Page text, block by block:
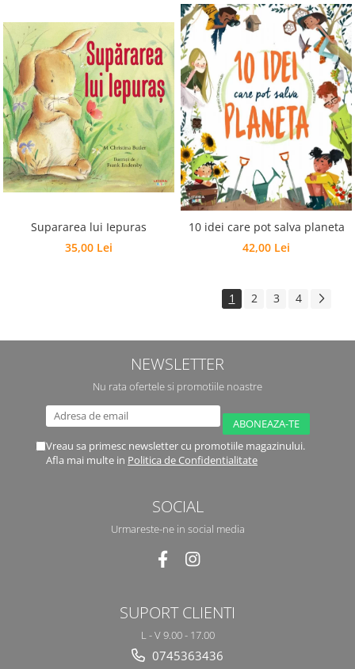
Supararea lui Iepuras
35,00 Lei
10 idei care pot salva planeta
42,00 Lei
1 2 3 4
NEWSLETTER
Nu rata ofertele si promotiile noastre
Vreau sa primesc newsletter cu promotiile magazinului.
Afla mai multe in Politica de Confidentialitate
SOCIAL
Urmareste-ne in social media
SUPORT CLIENTI
L - V 9.00 - 17.00
0745363436